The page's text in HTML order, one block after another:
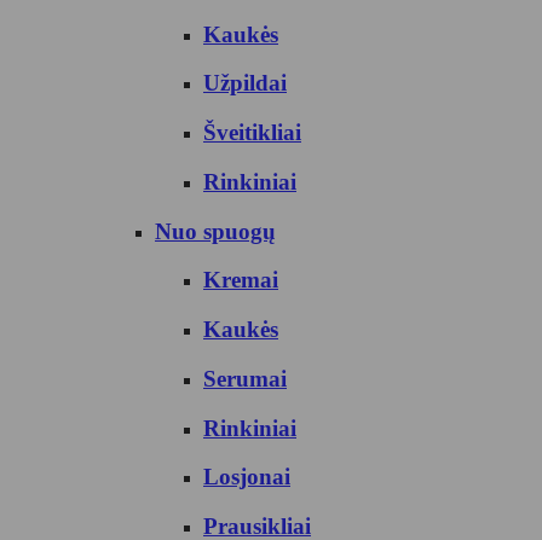
Kaukės
Užpildai
Šveitikliai
Rinkiniai
Nuo spuogų
Kremai
Kaukės
Serumai
Rinkiniai
Losjonai
Prausikliai